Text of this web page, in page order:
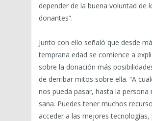
depender de la buena voluntad de
donantes”.
Junto con ello señaló que desde
temprana edad se comience a
sobre la donación más
de derribar mitos sobre ella. “A
nos pueda pasar, hasta la persona
sana. Puedes tener muchos
acceder a las mejores tecnologías,